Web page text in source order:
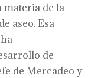
materia de la
aseo. Esa
de
de Mercadeo y